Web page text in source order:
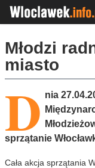
Młodzi
miasto
D nia
sprzątanie
Cała akcja sprzątania